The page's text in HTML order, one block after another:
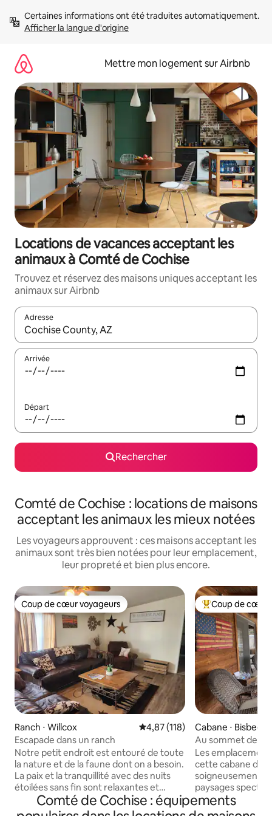
directement
Afficher la langue d'origine
Mettre mon logement sur Airbnb
Locations de vacances acceptant les
animaux à Comté de Cochise
Trouvez et réservez des maisons uniques acceptant les
animaux sur Airbnb
Adresse
Lorsque les résultats s'affichent, utilisez les flèches vers le
Arrivée
Départ
Rechercher
Comté de Cochise : locations de maisons
acceptant les animaux les mieux notées
Les voyageurs approuvent : ces maisons acceptant les
animaux sont très bien notées pour leur emplacement,
leur propreté et bien plus encore.
Coup de cœur voyageurs
Coup de cœur voyageurs
Ranch ⋅ Willcox Évaluation moyenne sur la
4,87 (118)
Escapade dans un ranch
Notre petit endroit est entouré de toute
la nature et de la faune dont on a besoin.
La paix et la tranquillité avec des nuits
étoilées sans fin sont relaxantes et
rajeunissantes pour l'âme. Amenez
votre famille et profitez de notre maison
Coups de cœur
Coup de cœur
Cabane ⋅ Bisbee
Au sommet des
Les
cette cabane des
soigneusement
paysages
porche
trouve à
Comté de Cochise : équipements